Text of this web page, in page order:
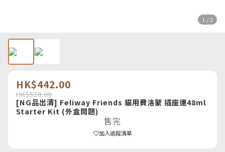
1 / 2
HK$442.00
HK$520.00
[NG品出清] Feliway Friends 貓用費洛蒙 插座連48ml
Starter Kit (外盒問題)
售完
加入追蹤清單